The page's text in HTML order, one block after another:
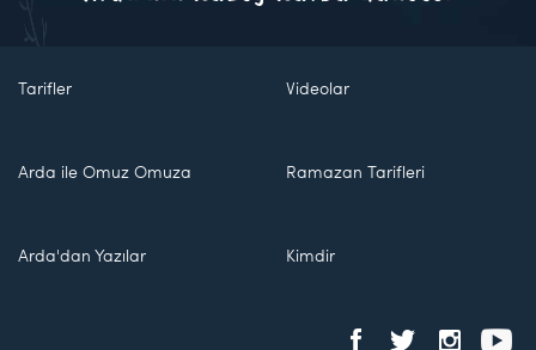
Tarifler Videolar
Arda ile Omuz Omuza Ramazan Tarifleri
Arda'dan Yazılar Kimdir